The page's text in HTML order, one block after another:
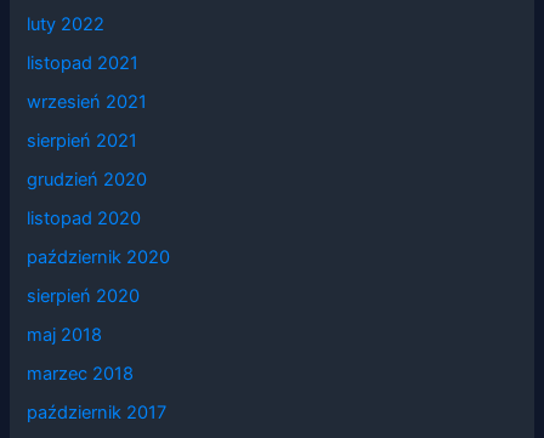
luty 2022
listopad 2021
wrzesień 2021
sierpień 2021
grudzień 2020
listopad 2020
październik 2020
sierpień 2020
maj 2018
marzec 2018
październik 2017